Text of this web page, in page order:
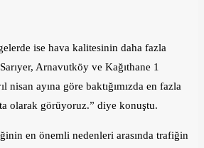
ise hava kalitesinin daha fazla
Arnavutköy ve Kağıthane 1
nisan ayına göre baktığımızda en fazla
olarak görüyoruz.” diye konuştu.
en önemli nedenleri arasında trafiğin